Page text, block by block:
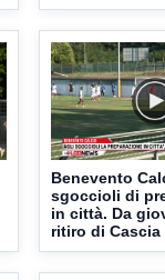
Benevento
sgoccioli di
in città. Da
ritiro di Cascia